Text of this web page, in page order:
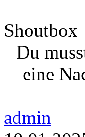
Shoutbox
Du
eine
admin